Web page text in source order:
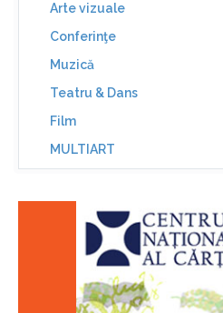
Arte vizuale
Conferinţe
Muzică
Teatru & Dans
Film
MULTIART